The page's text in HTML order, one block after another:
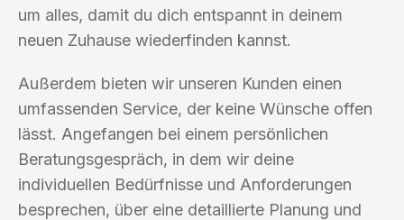
um alles, damit du dich entspannt in deinem
neuen Zuhause wiederfinden kannst.
Außerdem bieten wir unseren Kunden einen
umfassenden Service, der keine Wünsche offen
lässt. Angefangen bei einem persönlichen
Beratungsgespräch, in dem wir deine
individuellen Bedürfnisse und Anforderungen
besprechen, über eine detaillierte Planung und